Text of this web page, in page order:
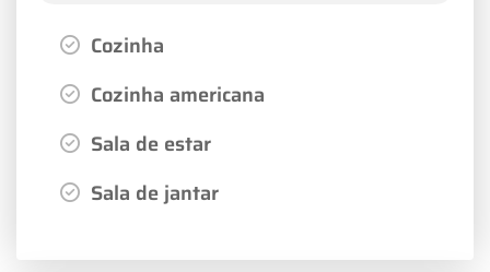
Cozinha
Cozinha americana
Sala de estar
Sala de jantar